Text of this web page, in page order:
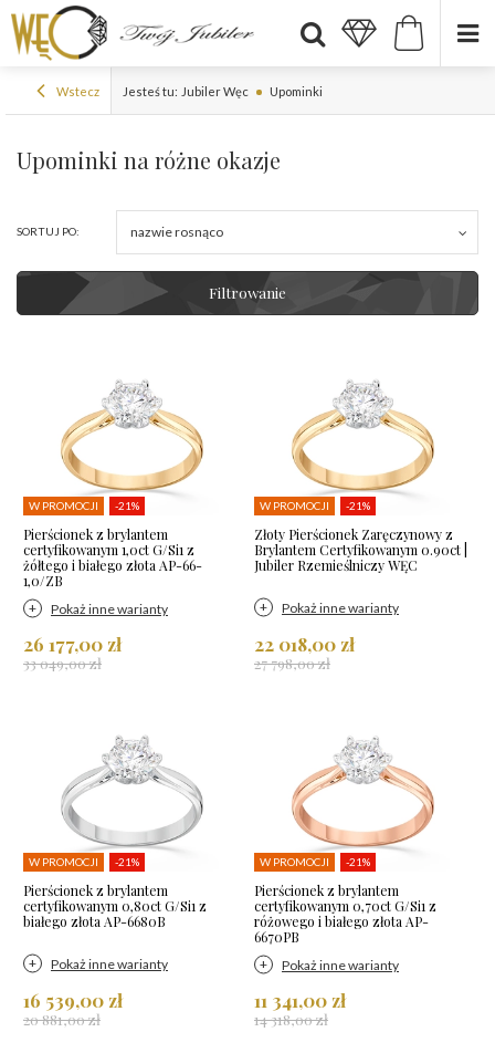
Wstecz Jesteś tu: Jubiler Węc Upominki
Upominki na różne okazje
SORTUJ PO: nazwie rosnąco
Filtrowanie
W PROMOCJI -21%
Pierścionek z brylantem
certyfikowanym 1,0ct G/Si1 z
żółtego i białego złota AP-66-
1,0/ZB
Pokaż inne warianty
26 177,00 zł
33 049,00 zł
W PROMOCJI -21%
Złoty Pierścionek Zaręczynowy z
Brylantem Certyfikowanym 0.90ct |
Jubiler Rzemieślniczy WĘC
Pokaż inne warianty
22 018,00 zł
27 798,00 zł
W PROMOCJI -21%
Pierścionek z brylantem
certyfikowanym 0,80ct G/Si1 z
białego złota AP-6680B
Pokaż inne warianty
16 539,00 zł
20 881,00 zł
W PROMOCJI -21%
Pierścionek z brylantem
certyfikowanym 0,70ct G/Si1 z
różowego i białego złota AP-
6670PB
Pokaż inne warianty
11 341,00 zł
14 318,00 zł